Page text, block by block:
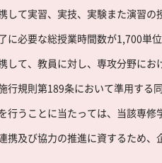
して実習、実技、実験また演習の
に必要な総授業時間数が1,700単
して、教員に対し、専攻分野にお
行規則第189条において準用する
行うことに当たっては、当該専修
携及び協力の推進に資するため、